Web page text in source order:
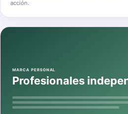
acción.
MARCA PERSONAL
Profesionales